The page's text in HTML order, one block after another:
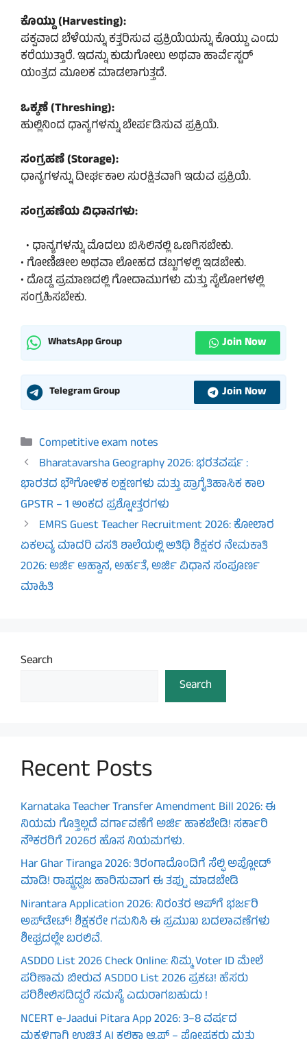
ಕೊಯ್ದು (Harvesting):
ಪಕ್ವವಾದ ಬೆಳೆಯನ್ನು ಕತ್ತರಿಸುವ ಪ್ರಕ್ರಿಯೆಯನ್ನು ಕೊಯ್ದು ಎಂದು
ಕರೆಯುತ್ತಾರೆ. ಇದನ್ನು ಕುಡುಗೋಲು ಅಥವಾ ಹಾರ್ವೆಸ್ಟರ್
ಯಂತ್ರದ ಮೂಲಕ ಮಾಡಲಾಗುತ್ತದೆ.
ಒಕ್ಕಣೆ (Threshing):
ಹುಲ್ಲಿನಿಂದ ಧಾನ್ಯಗಳನ್ನು ಬೇರ್ಪಡಿಸುವ ಪ್ರಕ್ರಿಯೆ.
ಸಂಗ್ರಹಣೆ (Storage):
ಧಾನ್ಯಗಳನ್ನು ದೀರ್ಘಕಾಲ ಸುರಕ್ಷಿತವಾಗಿ ಇಡುವ ಪ್ರಕ್ರಿಯೆ.
ಸಂಗ್ರಹಣೆಯ ವಿಧಾನಗಳು:
• ಧಾನ್ಯಗಳನ್ನು ಮೊದಲು ಬಿಸಿಲಿನಲ್ಲಿ ಒಣಗಿಸಬೇಕು.
• ಗೋಣಿಚೀಲ ಅಥವಾ ಲೋಹದ ಡಬ್ಬಗಳಲ್ಲಿ ಇಡಬೇಕು.
• ದೊಡ್ಡ ಪ್ರಮಾಣದಲ್ಲಿ ಗೋದಾಮುಗಳು ಮತ್ತು ಸೈಲೋಗಳಲ್ಲಿ
ಸಂಗ್ರಹಿಸಬೇಕು.
WhatsApp Group Join Now
Telegram Group Join Now
Categories
Competitive exam notes
Bharatavarsha Geography 2026: ಭರತವರ್ಷ :
ಭಾರತದ ಭೌಗೋಳಿಕ ಲಕ್ಷಣಗಳು ಮತ್ತು ಪ್ರಾಗೈತಿಹಾಸಿಕ ಕಾಲ
GPSTR – 1 ಅಂಕದ ಪ್ರಶ್ನೋತ್ತರಗಳು
EMRS Guest Teacher Recruitment 2026: ಕೋಲಾರ
ಏಕಲವ್ಯ ಮಾದರಿ ವಸತಿ ಶಾಲೆಯಲ್ಲಿ ಅತಿಥಿ ಶಿಕ್ಷಕರ ನೇಮಕಾತಿ
2026: ಅರ್ಜಿ ಆಹ್ವಾನ, ಅರ್ಹತೆ, ಅರ್ಜಿ ವಿಧಾನ ಸಂಪೂರ್ಣ
ಮಾಹಿತಿ
Search
Search
Recent Posts
Karnataka Teacher Transfer Amendment Bill 2026: ಈ
ನಿಯಮ ಗೊತ್ತಿಲ್ಲದೆ ವರ್ಗಾವಣೆಗೆ ಅರ್ಜಿ ಹಾಕಬೇಡಿ! ಸರ್ಕಾರಿ
ನೌಕರರಿಗೆ 2026ರ ಹೊಸ ನಿಯಮಗಳು.
Har Ghar Tiranga 2026: ತಿರಂಗಾದೊಂದಿಗೆ ಸೆಲ್ಫಿ ಅಪ್ಲೋಡ್
ಮಾಡಿ! ರಾಷ್ಟ್ರಧ್ವಜ ಹಾರಿಸುವಾಗ ಈ ತಪ್ಪು ಮಾಡಬೇಡಿ
Nirantara Application 2026: ನಿರಂತರ ಆಪ್‌ಗೆ ಭರ್ಜರಿ
ಅಪ್‌ಡೇಟ್! ಶಿಕ್ಷಕರೇ ಗಮನಿಸಿ ಈ ಪ್ರಮುಖ ಬದಲಾವಣೆಗಳು
ಶೀಘ್ರದಲ್ಲೇ ಬರಲಿವೆ.
ASDDO List 2026 Check Online: ನಿಮ್ಮ Voter ID ಮೇಲೆ
ಪರಿಣಾಮ ಬೀರುವ ASDDO List 2026 ಪ್ರಕಟ! ಹೆಸರು
ಪರಿಶೀಲಿಸದಿದ್ದರೆ ಸಮಸ್ಯೆ ಎದುರಾಗಬಹುದು !
NCERT e-Jaadui Pitara App 2026: 3–8 ವರ್ಷದ